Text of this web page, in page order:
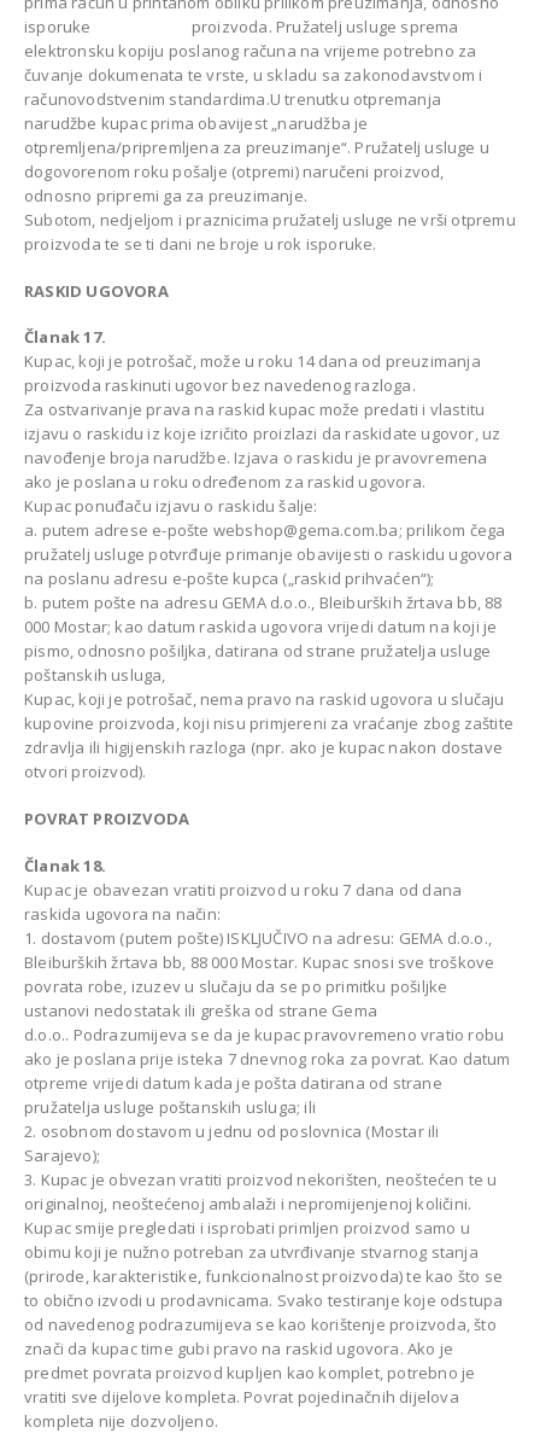
isporuke proizvoda. Pružatelj usluge sprema
elektronsku kopiju poslanog računa na vrijeme potrebno za
čuvanje dokumenata te vrste, u skladu sa zakonodavstvom i
računovodstvenim standardima.U trenutku otpremanja
narudžbe kupac prima obavijest „narudžba je
otpremljena/pripremljena za preuzimanje“. Pružatelj usluge u
dogovorenom roku pošalje (otpremi) naručeni proizvod,
odnosno pripremi ga za preuzimanje.
Subotom, nedjeljom i praznicima pružatelj usluge ne vrši otpremu
proizvoda te se ti dani ne broje u rok isporuke.
RASKID UGOVORA
Članak 17.
Kupac, koji je potrošač, može u roku 14 dana od preuzimanja
proizvoda raskinuti ugovor bez navedenog razloga.
Za ostvarivanje prava na raskid kupac može predati i vlastitu
izjavu o raskidu iz koje izričito proizlazi da raskidate ugovor, uz
navođenje broja narudžbe. Izjava o raskidu je pravovremena
ako je poslana u roku određenom za raskid ugovora.
Kupac ponuđaču izjavu o raskidu šalje:
a. putem adrese e-pošte webshop@gema.com.ba; prilikom čega
pružatelj usluge potvrđuje primanje obavijesti o raskidu ugovora
na poslanu adresu e-pošte kupca („raskid prihvaćen“);
b. putem pošte na adresu GEMA d.o.o., Bleiburških žrtava bb, 88
000 Mostar; kao datum raskida ugovora vrijedi datum na koji je
pismo, odnosno pošiljka, datirana od strane pružatelja usluge
poštanskih usluga,
Kupac, koji je potrošač, nema pravo na raskid ugovora u slučaju
kupovine proizvoda, koji nisu primjereni za vraćanje zbog zaštite
zdravlja ili higijenskih razloga (npr. ako je kupac nakon dostave
otvori proizvod).
POVRAT PROIZVODA
Članak 18.
Kupac je obavezan vratiti proizvod u roku 7 dana od dana
raskida ugovora na način:
1. dostavom (putem pošte) ISKLJUČIVO na adresu: GEMA d.o.o.,
Bleiburških žrtava bb, 88 000 Mostar. Kupac snosi sve troškove
povrata robe, izuzev u slučaju da se po primitku pošiljke
ustanovi nedostatak ili greška od strane Gema
d.o.o.. Podrazumijeva se da je kupac pravovremeno vratio robu
ako je poslana prije isteka 7 dnevnog roka za povrat. Kao datum
otpreme vrijedi datum kada je pošta datirana od strane
pružatelja usluge poštanskih usluga; ili
2. osobnom dostavom u jednu od poslovnica (Mostar ili
Sarajevo);
3. Kupac je obvezan vratiti proizvod nekorišten, neoštećen te u
originalnoj, neoštećenoj ambalaži i nepromijenjenoj količini.
Kupac smije pregledati i isprobati primljen proizvod samo u
obimu koji je nužno potreban za utvrđivanje stvarnog stanja
(prirode, karakteristike, funkcionalnost proizvoda) te kao što se
to obično izvodi u prodavnicama. Svako testiranje koje odstupa
od navedenog podrazumijeva se kao korištenje proizvoda, što
znači da kupac time gubi pravo na raskid ugovora. Ako je
predmet povrata proizvod kupljen kao komplet, potrebno je
vratiti sve dijelove kompleta. Povrat pojedinačnih dijelova
kompleta nije dozvoljeno.